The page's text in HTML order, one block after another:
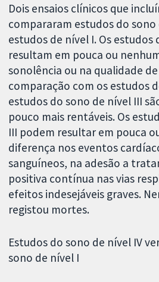
Dois ensaios clínicos que
compararam estudos do sono
estudos de nível I. Os estudos
resultam em pouca ou
sonolência ou na qualidade
comparação com os estudos
estudos do sono de nível III
pouco mais rentáveis. Os
III podem resultar em pouca
diferença nos eventos
sanguíneos, na adesão a
positiva contínua nas vias
efeitos indesejáveis graves.
registou mortes.
Estudos do sono de nível IV
sono de nível I